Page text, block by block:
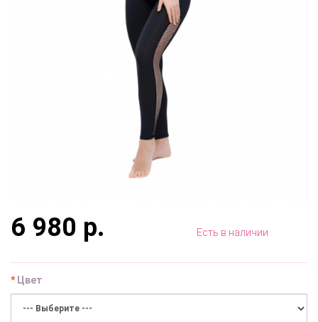
6 980 р. Есть в наличии
Цвет